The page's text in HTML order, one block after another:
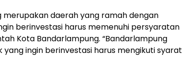
daerah yang ramah dengan
berinvestasi harus memenuhi persyaratan
Kota Bandarlampung. “Bandarlampung
ingin berinvestasi harus mengikuti syarat